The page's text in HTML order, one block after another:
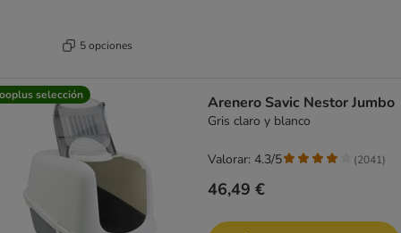
5 opciones
selección Arenero Savic Nestor Jumbo
Gris claro y blanco
46,49 €
Valorar: 4.3/5 (2041)